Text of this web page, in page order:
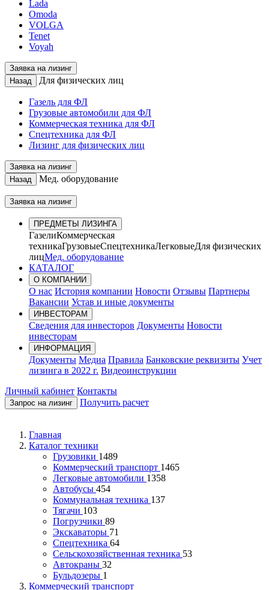
Lada
Omoda
VOLGA
Tenet
Voyah
Заявка на лизинг
Назад
Для физических лиц
Газель для ФЛ
Грузовые автомобили для ФЛ
Коммерческая техника для ФЛ
Спецтехника для ФЛ
Лизинг для физических лиц
Заявка на лизинг
Назад
Мед. оборудование
Заявка на лизинг
ПРЕДМЕТЫ ЛИЗИНГА
ГазелиКоммерческая
техникаГрузовыеСпецтехникаЛегковыеДля физических
лицМед. оборудование
КАТАЛОГ
О КОМПАНИИ
О нас История компании Новости Отзывы Партнеры
Вакансии Устав и иные документы
ИНВЕСТОРАМ
Сведения для инвесторов Документы Новости
инвесторам
ИНФОРМАЦИЯ
Документы Медиа Правила Банковские реквизиты Учет
лизинга в 2022 г. Видеоинструкции
Личный кабинет Контакты
Запрос на лизинг Получить расчет
Главная
Каталог техники
Грузовики 1489
Коммерческий транспорт 1465
Легковые автомобили 1358
Автобусы 454
Коммунальная техника 137
Тягачи 103
Погрузчики 89
Экскаваторы 71
Спецтехника 64
Сельскохозяйственная техника 53
Автокраны 32
Бульдозеры 1
Коммерческий транспорт